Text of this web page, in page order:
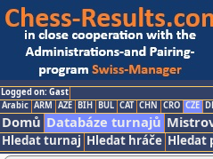
Logged on: Gast
Arabic ARM AZE BIH BUL CAT CHN CRO CZE
Domů Databáze turnajů
Hledat turnaj Hledat hráče Hledat